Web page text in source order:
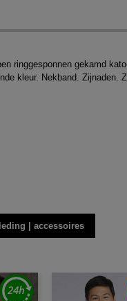
ringgesponnen gekamd
kleur. Nekband. Zijnaden.
| accessoires